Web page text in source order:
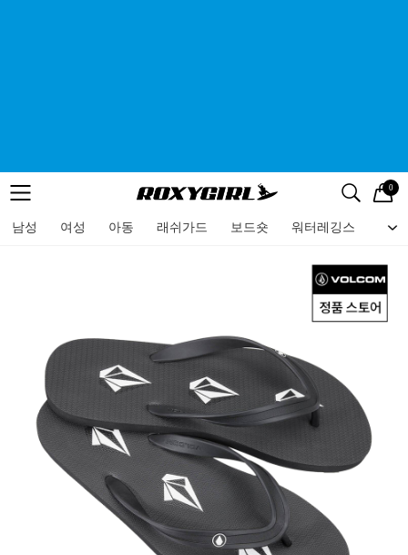
메뉴 검색
로고 0
남성 여성 아동 래쉬가드 보드숏 워터레깅스 비
메뉴